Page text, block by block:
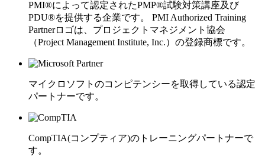
PMI®によって認定されたPMP®試験対策講座及び
PDU®を提供する企業です。 PMI Authorized Training
Partnerロゴは、プロジェクトマネジメント協会
（Project Management Institute, Inc.）の登録商標です。
マイクロソフトのコンピテンシーを取得している認定
パートナーです。
CompTIA(コンプティア)のトレーニングパートナーで
す。